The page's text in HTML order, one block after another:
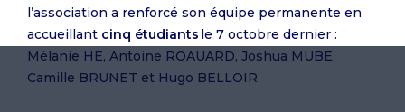
l’association a renforcé son équipe permanente en
accueillant cinq étudiants le 7 octobre dernier :
Mélanie HE, Antoine ROAUARD, Joshua MUBE,
Camille BRUNET et Hugo BELLOIR.